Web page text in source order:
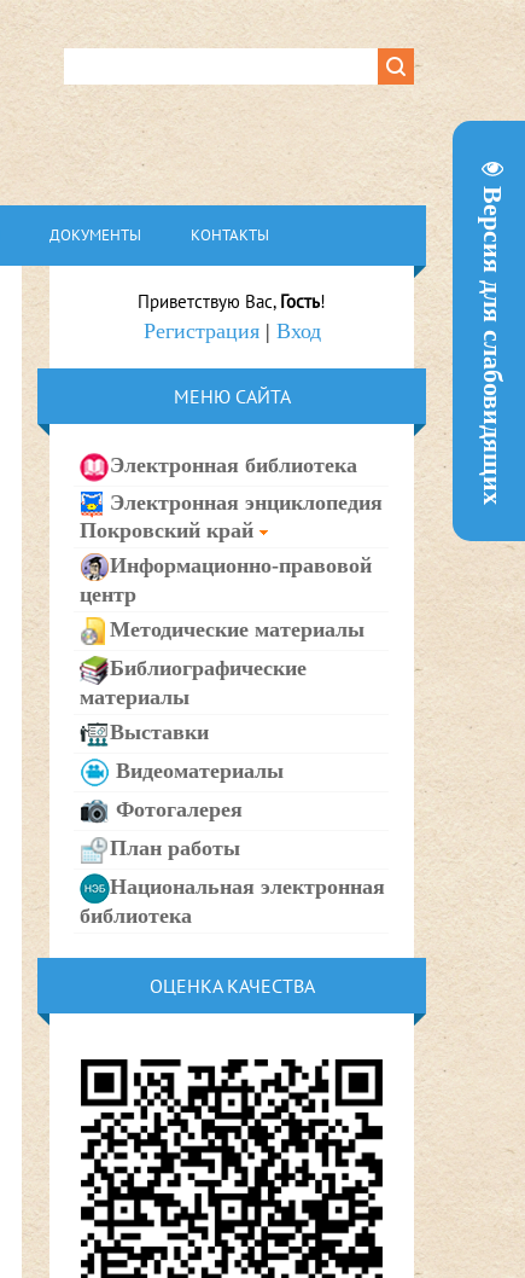
Версия для слабовидящих
ДОКУМЕНТЫ КОНТАКТЫ
Приветствую Вас, Гость!
Регистрация| Вход
МЕНЮ САЙТА
Электронная библиотека
Электронная энциклопедия
Покровский край
Информационно-правовой
центр
Методические материалы
Библиографические
материалы
Выставки
Видеоматериалы
Фотогалерея
План работы
Национальная электронная
библиотека
ОЦЕНКА КАЧЕСТВА